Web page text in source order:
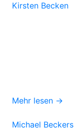
Kirsten Becken
Mehr lesen →
Michael Beckers